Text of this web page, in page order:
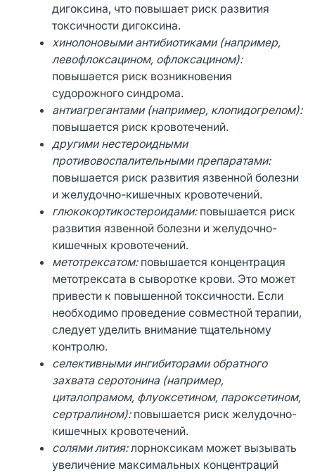
дигоксина, что повышает риск развития
токсичности дигоксина.
хинолоновыми антибиотиками (например,
левофлоксацином, офлоксацином):
повышается риск возникновения
судорожного синдрома.
антиагрегантами (например, клопидогрелом):
повышается риск кровотечений.
другими нестероидными
противовоспалительными препаратами:
повышается риск развития язвенной болезни
и желудочно-кишечных кровотечений.
глюкокортикостероидами:повышается риск
развития язвенной болезни и желудочно-
кишечных кровотечений.
метотрексатом:повышается концентрация
метотрексата в сыворотке крови. Это может
привести к повышенной токсичности. Если
необходимо проведение совместной терапии,
следует уделить внимание тщательному
контролю.
селективными ингибиторами обратного
захвата серотонина (например,
циталопрамом, флуоксетином, пароксетином,
сертралином):повышается риск желудочно-
кишечных кровотечений.
солями лития:лорноксикам может вызывать
увеличение максимальных концентраций